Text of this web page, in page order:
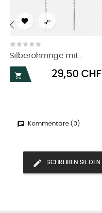
 
Silberohrringe mit...

Preis
29,50 CHF
‹
Kommentare (0)
SCHREIBEN SIE